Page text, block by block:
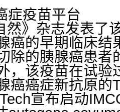
症疫苗平台
然》杂志发表了
癌的早期临床
除的胰腺癌患
，该疫苗在试
癌癌症新抗原的T
宣布启动